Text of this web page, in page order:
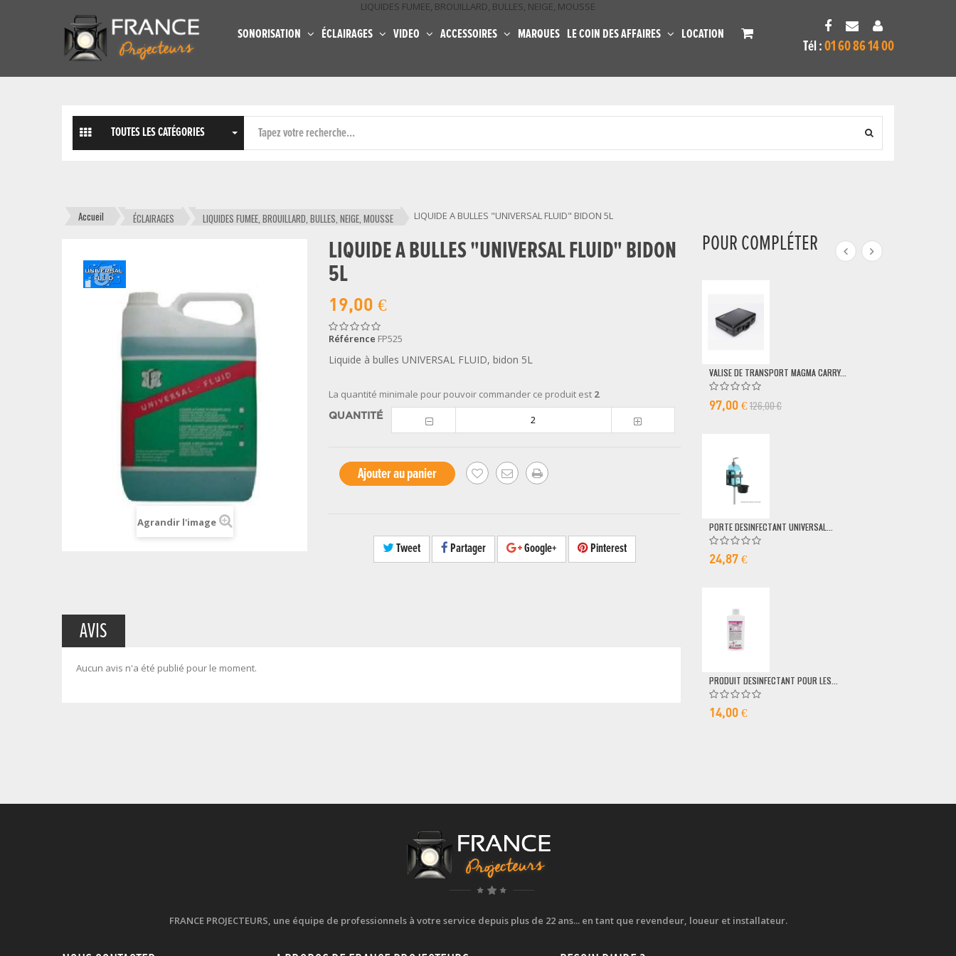
SONORISATION ÉCLAIRAGES VIDEO ACCESSOIRES MARQUES LE COIN DES AFFAIRES LOCATION
Tél : 01 60 86 14 00
LIQUIDES FUMEE, BROUILLARD, BULLES, NEIGE, MOUSSE
TOUTES LES CATÉGORIES
Accueil ÉCLAIRAGES LIQUIDES FUMEE, BROUILLARD, BULLES, NEIGE, MOUSSE LIQUIDE A BULLES "UNIVERSAL FLUID" BIDON 5L
Agrandir l'image
LIQUIDE A BULLES "UNIVERSAL FLUID" BIDON
5L
19,00 €
Référence FP525
Liquide à bulles UNIVERSAL FLUID, bidon 5L
La quantité minimale pour pouvoir commander ce produit est 2
QUANTITÉ
Ajouter au panier
Tweet Partager Google+ Pinterest
AVIS
Aucun avis n'a été publié pour le moment.
POUR COMPLÉTER
VALISE DE TRANSPORT MAGMA CARRY...
97,00 €126,00 €
PORTE DESINFECTANT UNIVERSAL...
24,87 €
PRODUIT DESINFECTANT POUR LES...
14,00 €
FRANCE PROJECTEURS, une équipe de professionnels à votre service depuis plus de 22 ans... en tant que revendeur, loueur et installateur.